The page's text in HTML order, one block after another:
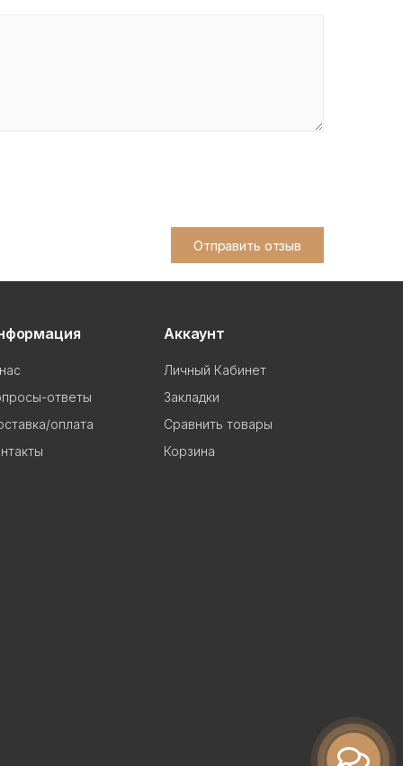
Отправить отзыв
ответы
оплата
Аккаунт
Личный Кабинет
Закладки
Сравнить товары
Корзина